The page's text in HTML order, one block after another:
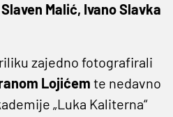
Malić, Ivano Slavka
zajedno fotografirali
Lojićem te nedavno
„Luka Kaliterna“